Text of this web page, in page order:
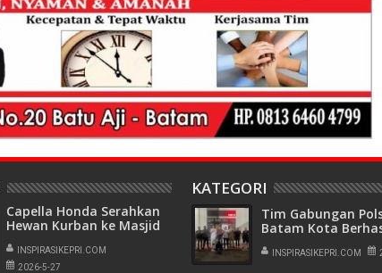
Capella Honda Serahkan
Hewan Kurban ke Masjid
Al Multazam
Tanjungpinang
INSPIRASIKEPRI.COM
2026-5-27
KATEGORI
Tim Gabungan
Batam Kota
Meringkus
Ruas Jalan Engku
INSPIRASIKEPRI.COM